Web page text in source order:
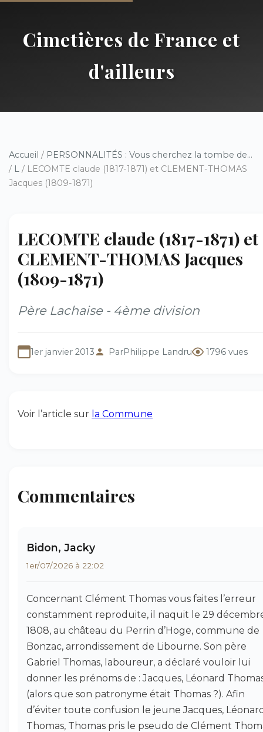
Cimetières de France et
d'ailleurs
Accueil / PERSONNALITÉS : Vous cherchez la tombe de...
/ L / LECOMTE claude (1817-1871) et CLEMENT-THOMAS
Jacques (1809-1871)
LECOMTE claude (1817-1871) et
CLEMENT-THOMAS Jacques
(1809-1871)
Père Lachaise - 4ème division
1er janvier 2013 ParPhilippe Landru 1796 vues
Voir l’article sur la Commune
Commentaires
Bidon, Jacky
1er/07/2026 à 22:02
Concernant Clément Thomas vous faites l’erreur
constamment reproduite, il naquit le 29
1808, au château du Perrin d’Hoge, commune de
Bonzac, arrondissement de Libourne. Son père
Gabriel Thomas, laboureur, a déclaré vouloir lui
donner les prénoms de : Jacques, Léonard
(alors que son patronyme était Thomas ?). Afin
d’éviter toute confusion le jeune Jacques,
Thomas, Thomas pris le pseudo de Clément